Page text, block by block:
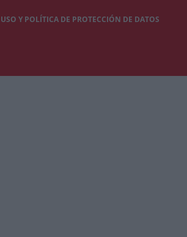
Y POLÍTICA DE PROTECCIÓN DE DATOS